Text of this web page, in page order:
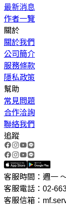
最新消息
作者一覽
關於
關於我們
公司簡介
服務條款
隱私政策
幫助
常見問題
合作洽詢
聯絡我們
追蹤
客服時間：週一
客服電話：02-
客服信箱：